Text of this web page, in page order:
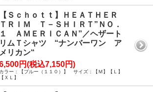
【Ｓｃｈｏｔｔ】ＨＥＡＴＨＥＲ
ＴＲＩＭ Ｔ－ＳＨＩＲＴ”ＮＯ．
１ ＡＭＥＲＩＣＡＮ”／ヘザート
リムＴシャツ “ナンバーワン ア
メリカン“
円(税込7,150円)
カラー：【ブルー（１１０）】 サイズ：【Ｍ】【Ｌ】
【ＸＬ】